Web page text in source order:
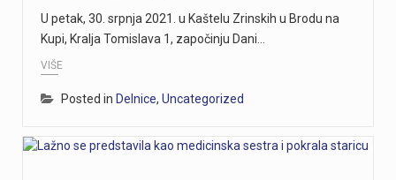
U petak, 30. srpnja 2021. u Kaštelu Zrinskih u Brodu na
Kupi, Kralja Tomislava 1, započinju Dani…
VIŠE
Posted in Delnice, Uncategorized